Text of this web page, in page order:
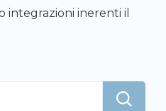
integrazioni inerenti il